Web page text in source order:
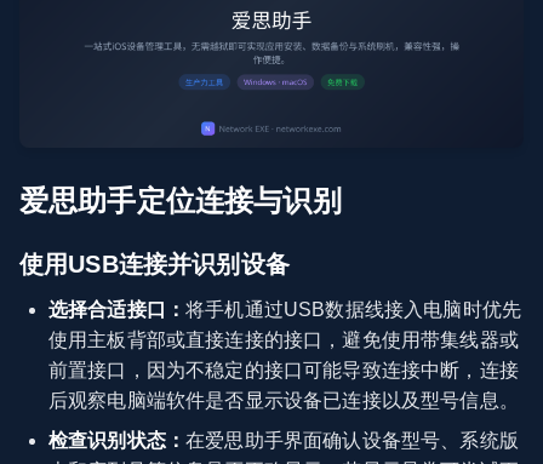
爱思助手定位连接与识别
使用USB连接并识别设备
选择合适接口：将手机通过USB数据线接入电脑时优先
使用主板背部或直接连接的接口，避免使用带集线器或
前置接口，因为不稳定的接口可能导致连接中断，连接
后观察电脑端软件是否显示设备已连接以及型号信息。
检查识别状态：在爱思助手界面确认设备型号、系统版